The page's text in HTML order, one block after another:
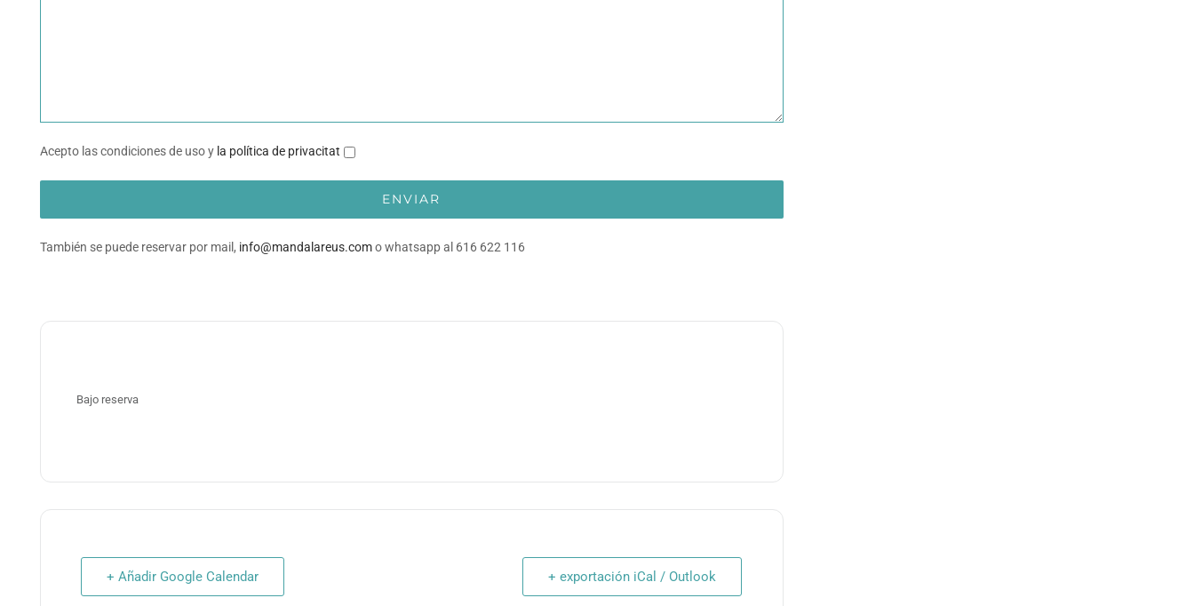
Acepto las condiciones de uso y la política de privacitat
También se puede reservar por mail, info@mandalareus.como whatsapp al 616 622 116
Bajo reserva
+ Añadir Google Calendar + exportación iCal / Outlook